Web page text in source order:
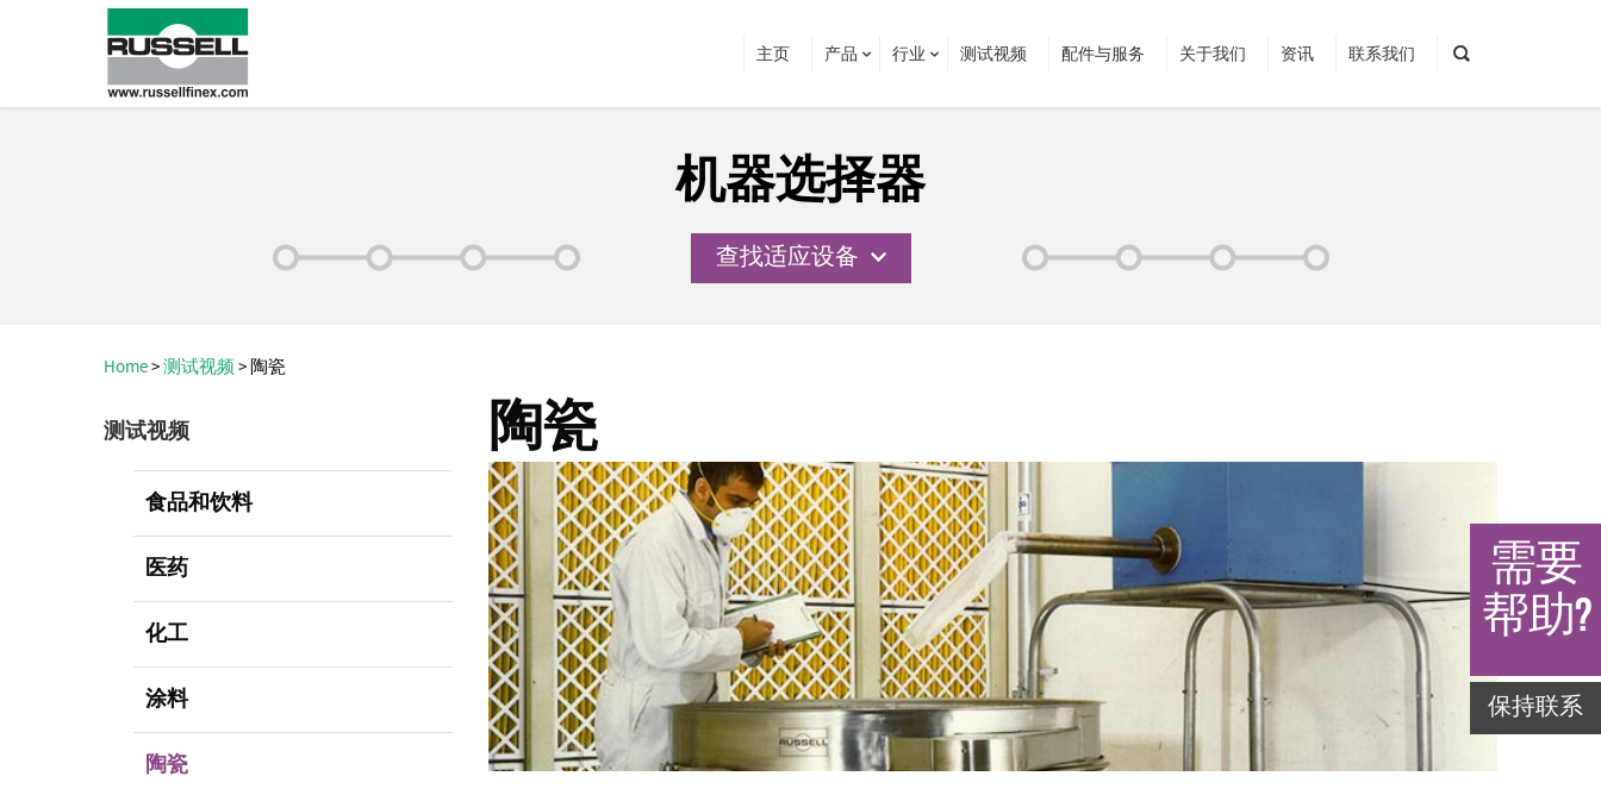
主页 产品 行业 测试视频 配件与服务 关于我们 资讯 联系我们
机器选择器
查找适应设备
Home>测试视频> 陶瓷
测试视频
食品和饮料
医药
化工
涂料
陶瓷
需要
帮助?
保持联系
陶瓷